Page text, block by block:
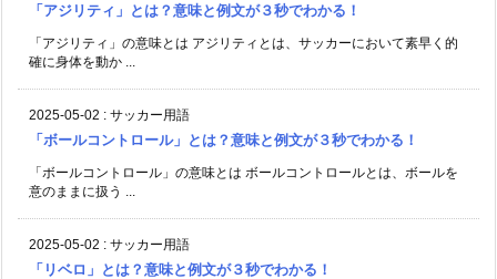
「アジリティ」とは？意味と例文が３秒でわかる！
「アジリティ」の意味とは アジリティとは、サッカーにおいて素早く的
確に身体を動か ...
2025-05-02 : サッカー用語
「ボールコントロール」とは？意味と例文が３秒でわかる！
「ボールコントロール」の意味とは ボールコントロールとは、ボールを
意のままに扱う ...
2025-05-02 : サッカー用語
「リベロ」とは？意味と例文が３秒でわかる！